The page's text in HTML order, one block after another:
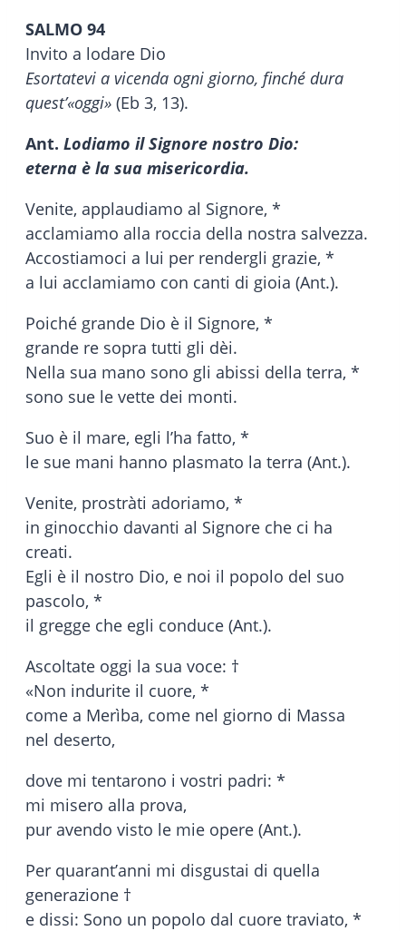
SALMO 94
Invito a lodare Dio
Esortatevi a vicenda ogni giorno, finché dura
quest’«oggi» (Eb 3, 13).
Ant. Lodiamo il Signore nostro Dio:
eterna è la sua misericordia.
Venite, applaudiamo al Signore, *
acclamiamo alla roccia della nostra salvezza.
Accostiamoci a lui per rendergli grazie, *
a lui acclamiamo con canti di gioia (Ant.).
Poiché grande Dio è il Signore, *
grande re sopra tutti gli dèi.
Nella sua mano sono gli abissi della terra, *
sono sue le vette dei monti.
Suo è il mare, egli l’ha fatto, *
le sue mani hanno plasmato la terra (Ant.).
Venite, prostràti adoriamo, *
in ginocchio davanti al Signore che ci ha
creati.
Egli è il nostro Dio, e noi il popolo del suo
pascolo, *
il gregge che egli conduce (Ant.).
Ascoltate oggi la sua voce: †
«Non indurite il cuore, *
come a Merìba, come nel giorno di Massa
nel deserto,
dove mi tentarono i vostri padri: *
mi misero alla prova,
pur avendo visto le mie opere (Ant.).
Per quarant’anni mi disgustai di quella
generazione †
e dissi: Sono un popolo dal cuore traviato, *